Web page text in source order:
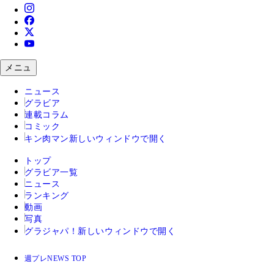
メニュ
ニュース
グラビア
連載コラム
コミック
キン肉マン 新しいウィンドウで開く
トップ
グラビア一覧
ニュース
ランキング
動画
写真
グラジャパ！ 新しいウィンドウで開く
週プレNEWS TOP